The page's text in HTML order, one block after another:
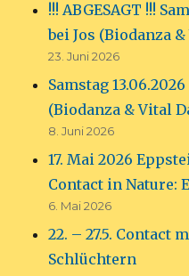
!!! ABGESAGT !!!
bei Jos (Biodanza
23. Juni 2026
Samstag
(Biodanza & Vital
8. Juni 2026
17. Mai 2026
Contact in Nature:
6. Mai 2026
22. – 27.5. Contact
Schlüchtern